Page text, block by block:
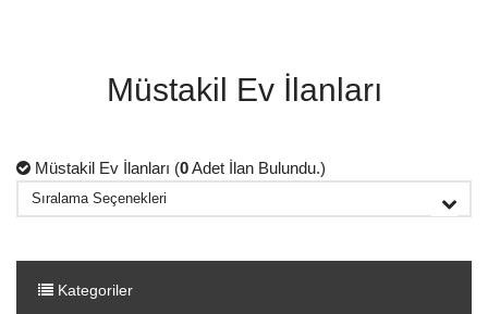
Müstakil Ev İlanları
Müstakil Ev İlanları (0Adet İlan Bulundu.)
Kategoriler